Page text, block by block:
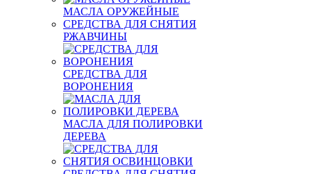
МАСЛА ОРУЖЕЙНЫЕ
СРЕДСТВА ДЛЯ СНЯТИЯ
РЖАВЧИНЫ
СРЕДСТВА ДЛЯ
ВОРОНЕНИЯ
МАСЛА ДЛЯ ПОЛИРОВКИ
ДЕРЕВА